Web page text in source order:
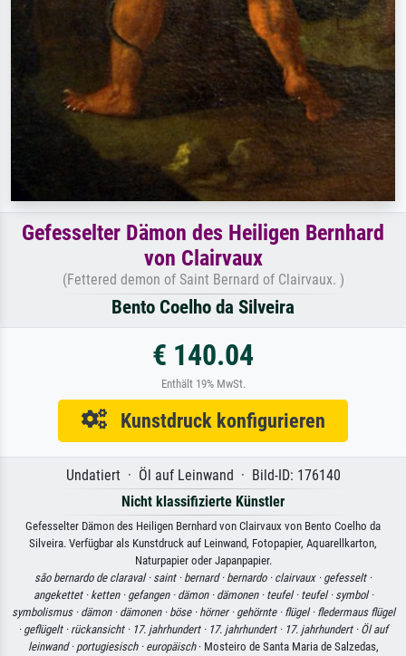
Gefesselter Dämon des Heiligen Bernhard
von Clairvaux
(Fettered demon of Saint Bernard of Clairvaux. )
Bento Coelho da Silveira
€ 140.04
Enthält 19% MwSt.
Kunstdruck konfigurieren
Undatiert · Öl auf Leinwand · Bild-ID: 176140
Nicht klassifizierte Künstler
Gefesselter Dämon des Heiligen Bernhard von Clairvaux von Bento Coelho da
Silveira. Verfügbar als Kunstdruck auf Leinwand, Fotopapier, Aquarellkarton,
Naturpapier oder Japanpapier.
são bernardo de claraval · saint · bernard · bernardo · clairvaux · gefesselt ·
angekettet · ketten · gefangen · dämon · dämonen · teufel · teufel · symbol ·
symbolismus · dämon · dämonen · böse · hörner · gehörnte · flügel · fledermaus flügel
· geflügelt · rückansicht · 17. jahrhundert · 17. jahrhundert · 17. jahrhundert · Öl auf
leinwand · portugiesisch · europäisch· Mosteiro de Santa Maria de Salzedas,